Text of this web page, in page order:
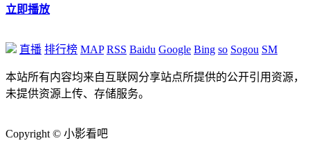
立即播放
直播 排行榜 MAP RSS Baidu Google Bing so Sogou SM
本站所有内容均来自互联网分享站点所提供的公开引用资源，
未提供资源上传、存储服务。
Copyright © 小影看吧